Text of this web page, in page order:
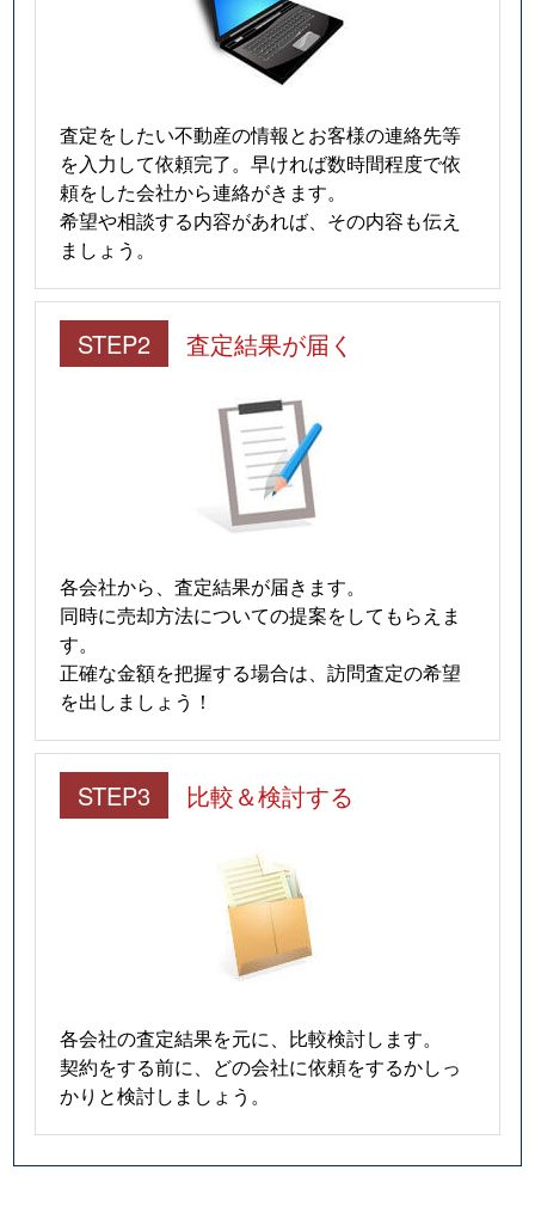
査定をしたい不動産の情報とお客様の連絡先等
を入力して依頼完了。早ければ数時間程度で依
頼をした会社から連絡がきます。
希望や相談する内容があれば、その内容も伝え
ましょう。
STEP2 査定結果が届く
各会社から、査定結果が届きます。
同時に売却方法についての提案をしてもらえま
す。
正確な金額を把握する場合は、訪問査定の希望
を出しましょう！
STEP3 比較＆検討する
各会社の査定結果を元に、比較検討します。
契約をする前に、どの会社に依頼をするかしっ
かりと検討しましょう。